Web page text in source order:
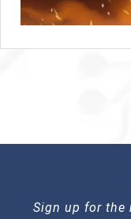
Sign up for the